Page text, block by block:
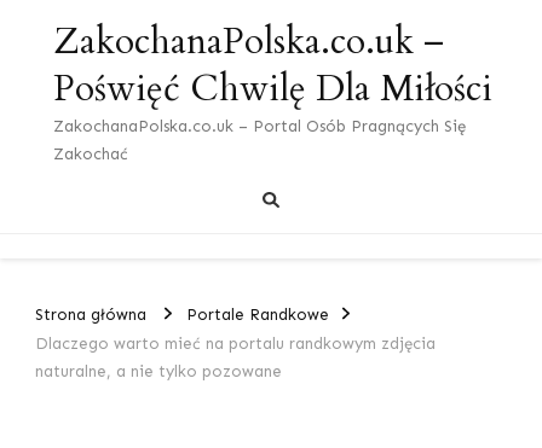
ZakochanaPolska.co.uk –
Poświęć Chwilę Dla Miłości
ZakochanaPolska.co.uk – Portal Osób Pragnących Się
Zakochać
Strona główna
Portale Randkowe
Dlaczego warto mieć na portalu randkowym zdjęcia
naturalne, a nie tylko pozowane